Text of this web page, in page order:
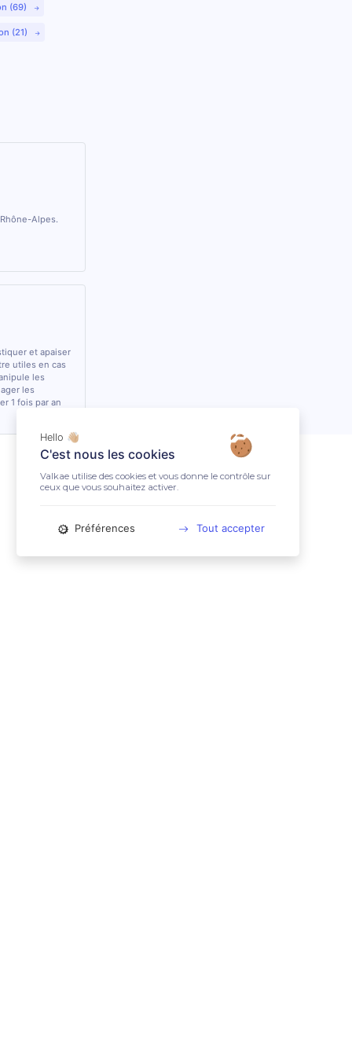
(69)
(21)
Alpes.
et apaiser
utiles en cas
les
les
1 fois par an
Hello 👋🏼
C'est nous les cookies
Valkae utilise des cookies et vous donne le contrôle sur
ceux que vous souhaitez activer.
Préférences Tout accepter